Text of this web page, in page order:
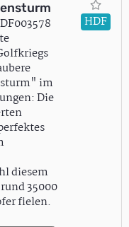
im
Die
diesem
35000
fielen.
HDF